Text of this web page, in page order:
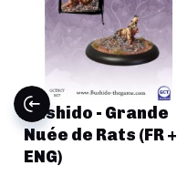
Bushido - Grande
Nuée de Rats (FR +
ENG)